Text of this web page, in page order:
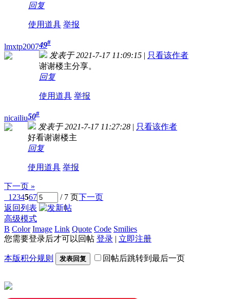
回复
使用道具 举报
lmxtp200749#
发表于 2021-7-17 11:09:15 | 只看该作者
谢谢楼主分享。
回复
使用道具 举报
nicailiu50#
发表于 2021-7-17 11:27:28 | 只看该作者
好看谢谢楼主
回复
使用道具 举报
下一页 »
1 234567 / 7 页下一页
返回列表
高级模式
B Color Image Link Quote Code Smilies
您需要登录后才可以回帖 登录 | 立即注册
本版积分规则 发表回复 回帖后跳转到最后一页